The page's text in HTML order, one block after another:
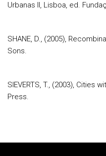
Urbanas II, Lisboa, ed.
SHANE, D., (2005),
Sons.
SIEVERTS, T., (2003), Cities
Press.